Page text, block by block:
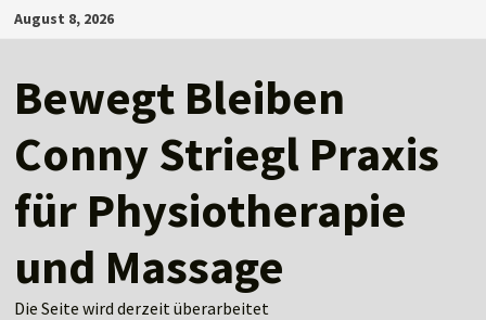
Zum
Inhalt
August 8, 2026
Bewegt Bleiben
Conny Striegl Praxis
für Physiotherapie
und Massage
Die Seite wird derzeit überarbeitet